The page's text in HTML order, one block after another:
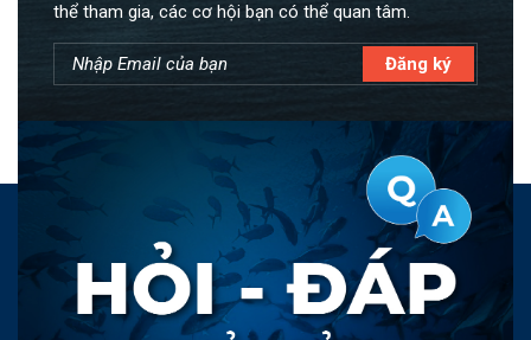
thể tham gia, các cơ hội bạn có thể quan tâm.